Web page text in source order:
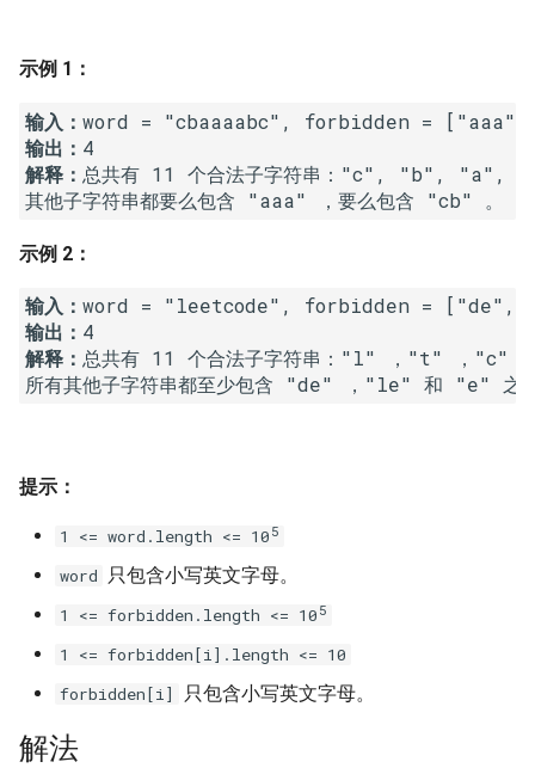
14.1. 剪绳子
14.2. 剪绳子 II
16. 数值的整数次方
17. 打印从 1 到最大的 n 位数
20. 表示数值的字符串
21. 调整数组顺序使奇数位于
偶数前面
11. 和 1 个数相同的子数组
12. 左右两边子数组的和相等
14. 字符串中的变位词
15. 字符串中的所有变位词
符串
17. 含有所有字符的最短字符
串
18. 有效的回文
19. 最多删除一个字符得到回
2.3. 删除中间节点
2.4. 分割链表
2.6. 回文链表
2.7. 链表相交
3.2. 栈的最小值
3.3. 堆盘子
3.4. 化栈为队
3.5. 栈排序
示例 1：
输入：
输出：
解释： 总共有 11 个合法子字符串："c", "b",
其他子字符串都要么包含 "aaa" ，要么包含 "cb" 。
示例 2：
输入：
输出：
解释： 总共有 11 个合法子字符串："l" ，"t" ，"c"
提示：
1 <= word.length <= 10 5
word 只包含小写英文字母。
1 <= forbidden.length <= 10 5
1 <= forbidden[i].length <= 10
forbidden[i]
只包含小写英文字母。
解法